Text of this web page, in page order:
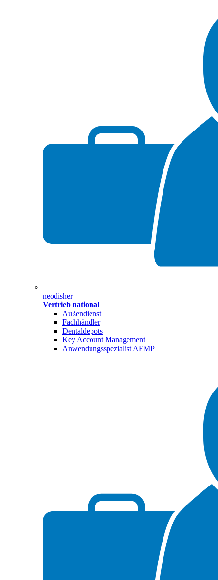
neodisher
Vertrieb national
Außendienst
Fachhändler
Dentaldepots
Key Account Management
Anwendungsspezialist AEMP